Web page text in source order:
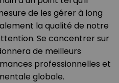
de les gérer à long
la qualité de notre
Se concentrer sur
de meilleurs
professionnelles et
globale.